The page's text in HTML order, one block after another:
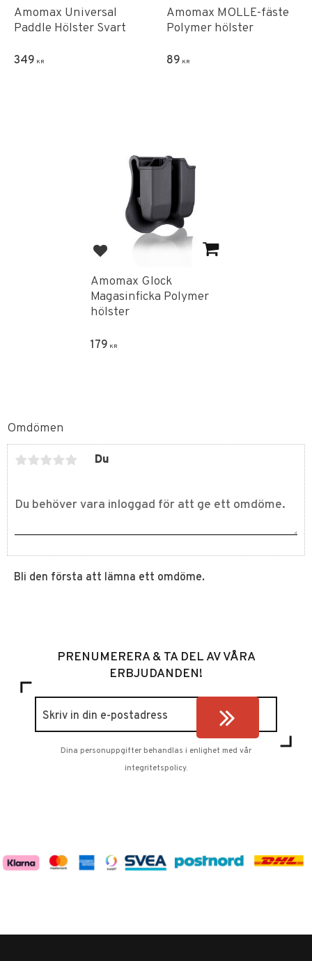
Omdömen
Du
Bli den första att lämna ett omdöme.
Amomax Universal
Paddle Hölster Svart
349 KR
Amomax MOLLE-fäste
Polymer hölster
89 KR
Lägg till i favoriter
Amomax Glock
Magasinficka Polymer
hölster
179 KR
PRENUMERERA & TA DEL AV VÅRA
ERBJUDANDEN!
Dina personuppgifter behandlas i enlighet med vår
integritetspolicy.